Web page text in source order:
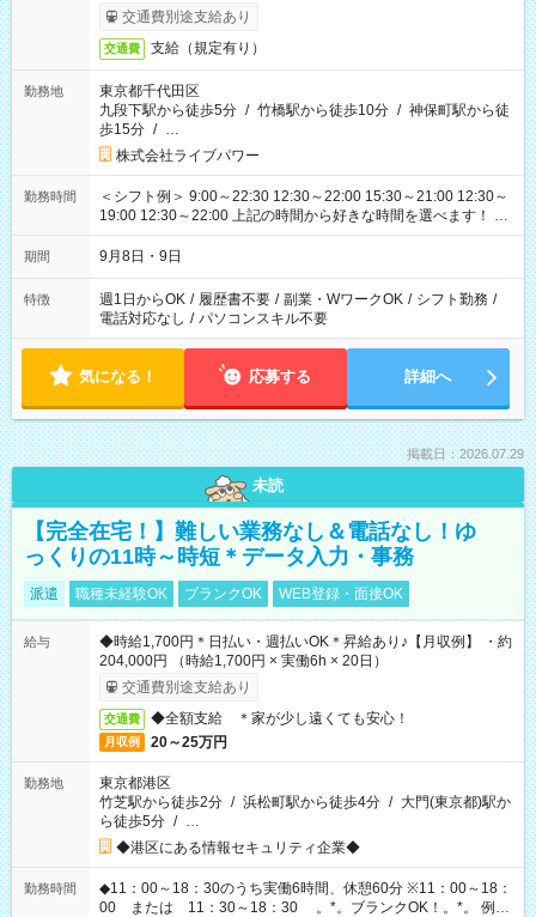
交通費別途支給あり
交通費 支給（規定有り）
勤務地
東京都千代田区
九段下駅から徒歩5分 / 竹橋駅から徒歩10分 / 神保町駅から徒
歩15分 / …
株式会社ライブパワー
勤務時間
＜シフト例＞ 9:00～22:30 12:30～22:00 15:30～21:00 12:30～
19:00 12:30～22:00 上記の時間から好きな時間を選べます！ ※
時間は変更となる可能性があります
期間 9月8日・9日
特徴 週1日からOK / 履歴書不要 / 副業・WワークOK / シフト勤務 /
電話対応なし / パソコンスキル不要
気になる！ 応募する 詳細へ
掲載日：2026.07.29
未読
【完全在宅！】難しい業務なし＆電話なし！ゆ
っくりの11時～時短＊データ入力・事務
派遣 職種未経験OK ブランクOK WEB登録・面接OK
給与
◆時給1,700円＊日払い・週払いOK＊昇給あり♪【月収例】 ・約
204,000円 （時給1,700円 × 実働6h × 20日）
交通費別途支給あり
交通費 ◆全額支給 ＊家が少し遠くても安心！
月収例 20～25万円
勤務地
東京都港区
竹芝駅から徒歩2分 / 浜松町駅から徒歩4分 / 大門(東京都)駅か
ら徒歩5分 / …
◆港区にある情報セキュリティ企業◆
勤務時間
◆11：00～18：30のうち実働6時間、休憩60分 ※11：00～18：
00 または 11：30～18：30 。*。ブランクOK！。*。 例え